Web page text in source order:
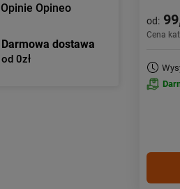
Opinie Opineo
Darmowa dostawa
od 0zł
od:
Cena